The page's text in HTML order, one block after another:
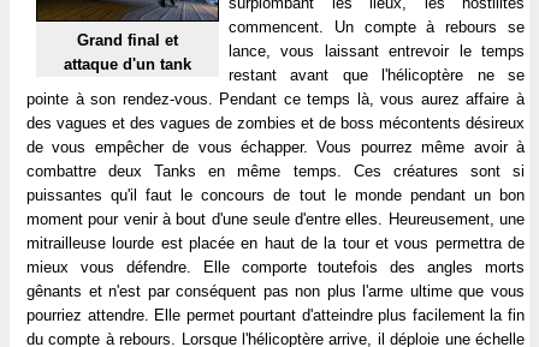
Grand final et
attaque d'un tank
commencent. Un compte à rebours se
lance, vous laissant entrevoir le temps
restant avant que l'hélicoptère ne se
pointe à son rendez-vous. Pendant ce temps là, vous aurez affaire à
des vagues et des vagues de zombies et de boss mécontents désireux
de vous empêcher de vous échapper. Vous pourrez même avoir à
combattre deux Tanks en même temps. Ces créatures sont si
puissantes qu'il faut le concours de tout le monde pendant un bon
moment pour venir à bout d'une seule d'entre elles. Heureusement, une
mitrailleuse lourde est placée en haut de la tour et vous permettra de
mieux vous défendre. Elle comporte toutefois des angles morts
gênants et n'est par conséquent pas non plus l'arme ultime que vous
pourriez attendre. Elle permet pourtant d'atteindre plus facilement la fin
du compte à rebours. Lorsque l'hélicoptère arrive, il déploie une échelle